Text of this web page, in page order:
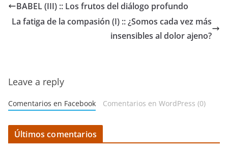
BABEL (III) :: Los frutos del diálogo profundo
La fatiga de la compasión (I) :: ¿Somos cada vez más
insensibles al dolor ajeno?
Leave a reply
Comentarios en Facebook Comentarios en WordPress (0)
Últimos comentarios